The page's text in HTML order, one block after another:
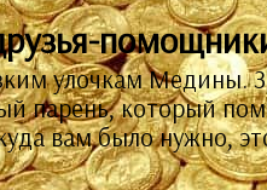
улочкам Медины.
парень, который
вам было нужно,